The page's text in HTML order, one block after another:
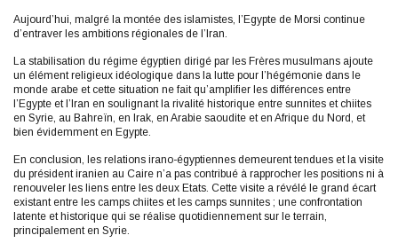
Aujourd’hui, malgré la montée des islamistes, l’Egypte de Morsi continue
d’entraver les ambitions régionales de l’Iran.
La stabilisation du régime égyptien dirigé par les Frères musulmans ajoute
un élément religieux idéologique dans la lutte pour l’hégémonie dans le
monde arabe et cette situation ne fait qu’amplifier les différences entre
l’Egypte et l’Iran en soulignant la rivalité historique entre sunnites et chiites
en Syrie, au Bahreïn, en Irak, en Arabie saoudite et en Afrique du Nord, et
bien évidemment en Egypte.
En conclusion, les relations irano-égyptiennes demeurent tendues et la visite
du président iranien au Caire n’a pas contribué à rapprocher les positions ni à
renouveler les liens entre les deux Etats. Cette visite a révélé le grand écart
existant entre les camps chiites et les camps sunnites ; une confrontation
latente et historique qui se réalise quotidiennement sur le terrain,
principalement en Syrie.